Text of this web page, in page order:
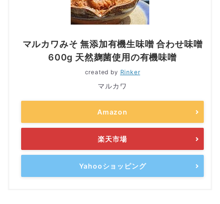
マルカワみそ 無添加有機生味噌 合わせ味噌
600g 天然麹菌使用の有機味噌
created by Rinker
マルカワ
Amazon
楽天市場
Yahooショッピング